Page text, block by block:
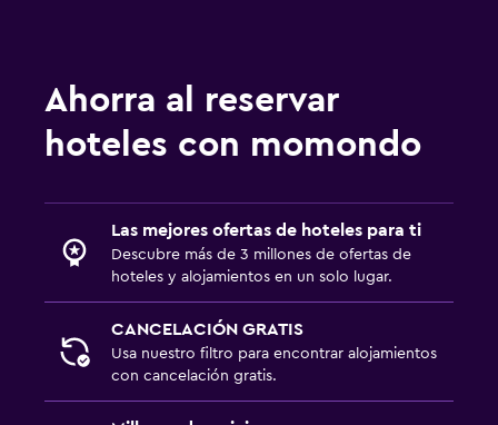
Ahorra al reservar
hoteles con momondo
Las mejores ofertas de hoteles para ti
Descubre más de 3 millones de ofertas de
hoteles y alojamientos en un solo lugar.
CANCELACIÓN GRATIS
Usa nuestro filtro para encontrar alojamientos
con cancelación gratis.